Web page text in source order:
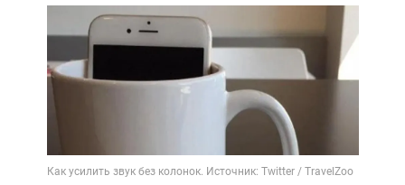
Как усилить звук без колонок. Источник: Twitter / TravelZoo